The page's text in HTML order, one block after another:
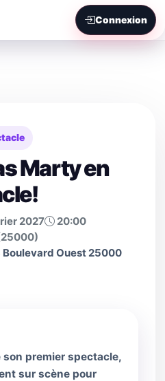
Connexion
Marty en
2027
20:00
Boulevard Ouest 25000
premier spectacle,
sur scène pour